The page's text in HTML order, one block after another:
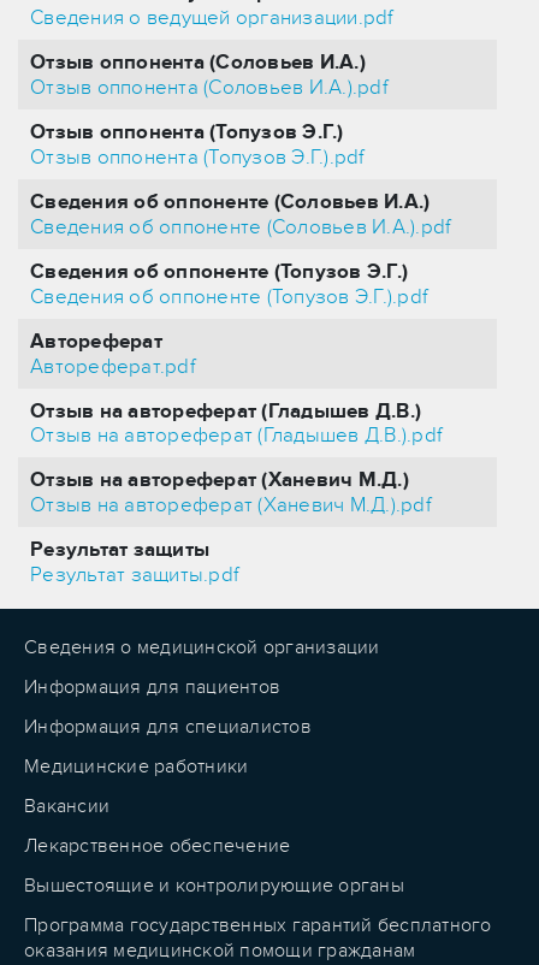
Сведения о ведущей организации.pdf
Отзыв оппонента (Соловьев И.А.)
Отзыв оппонента (Соловьев И.А.).pdf
Отзыв оппонента (Топузов Э.Г.)
Отзыв оппонента (Топузов Э.Г.).pdf
Сведения об оппоненте (Соловьев И.А.)
Сведения об оппоненте (Соловьев И.А.).pdf
Сведения об оппоненте (Топузов Э.Г.)
Сведения об оппоненте (Топузов Э.Г.).pdf
Автореферат
Автореферат.pdf
Отзыв на автореферат (Гладышев Д.В.)
Отзыв на автореферат (Гладышев Д.В.).pdf
Отзыв на автореферат (Ханевич М.Д.)
Отзыв на автореферат (Ханевич М.Д.).pdf
Результат защиты
Результат защиты.pdf
Сведения о медицинской организации
Информация для пациентов
Информация для специалистов
Медицинские работники
Вакансии
Лекарственное обеспечение
Вышестоящие и контролирующие органы
Программа государственных гарантий бесплатного
оказания медицинской помощи гражданам